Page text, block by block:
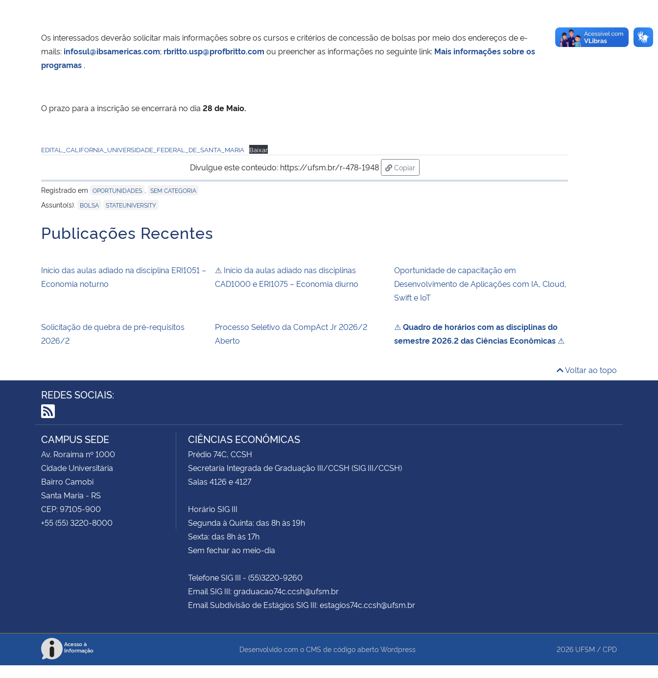
Os interessados deverão solicitar mais informações sobre os cursos e critérios de concessão de bolsas por meio dos endereços de e-
mails: infosul@ibsamericas.com; rbritto.usp@profbritto.com ou preencher as informações no seguinte link: Mais informações sobre os
programas .
O prazo para a inscrição se encerrará no dia 28 de Maio.
EDITAL_CALIFORNIA_UNIVERSIDADE_FEDERAL_DE_SANTA_MARIA Baixar
Divulgue este conteúdo: https://ufsm.br/r-478-1948
Copiar
para área de transferência
Registrado em OPORTUNIDADES SEM CATEGORIA
Assunto(s): BOLSA STATEUNIVERSITY
Publicações Recentes
Início das aulas adiado na disciplina ERI1051 –
Economia noturno
⚠ Início da aulas adiado nas disciplinas
CAD1000 e ERI1075 – Economia diurno
Oportunidade de capacitação em
Desenvolvimento de Aplicações com IA, Cloud,
Swift e IoT
Solicitação de quebra de pré-requisitos
2026/2
Processo Seletivo da CompAct Jr 2026/2
Aberto
⚠Quadro de horários com as disciplinas do
semestre 2026.2 das Ciências Econômicas ⚠
Voltar ao topo
REDES SOCIAIS:
RSS
CAMPUS SEDE
Av. Roraima nº 1000
Cidade Universitária
Bairro Camobi
Santa Maria - RS
CEP: 97105-900
+55 (55) 3220-8000
CIÊNCIAS ECONÔMICAS
Prédio 74C, CCSH
Secretaria Integrada de Graduação III/CCSH (SIG III/CCSH)
Salas 4126 e 4127
Horário SIG III
Segunda à Quinta: das 8h às 19h
Sexta: das 8h às 17h
Sem fechar ao meio-dia
Telefone SIG III - (55)3220-9260
Email SIG III: graduacao74c.ccsh@ufsm.br
Email Subdivisão de Estágios SIG III: estagios74c.ccsh@ufsm.br
Acesso à
Informação
Desenvolvido com o CMS de código aberto Wordpress 2026 UFSM / CPD